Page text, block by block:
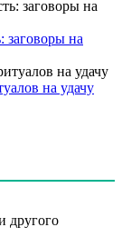
заговоры на
на удачу